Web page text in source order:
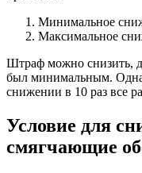
Минимальное
Максимальное
Штраф можно снизить,
был минимальным.
снижении в 10 раз все
Условие для
смягчающие